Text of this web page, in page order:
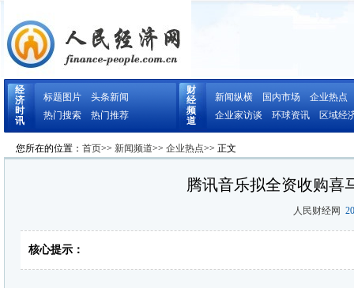
经
济
时
讯
标题图片
头条新闻
热门搜索
热门推荐
财
经
频
道
新闻纵横 国内市场
企业热点
企业家访谈
环球资讯 区域经
您所在的位置： 首页>> 新闻频道>> 企业热点>> 正文
腾讯音乐拟全资收购喜
人民财经网
核心提示：